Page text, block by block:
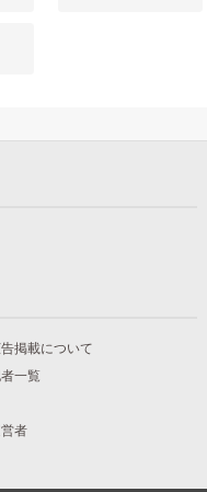
掲載について
一覧
者